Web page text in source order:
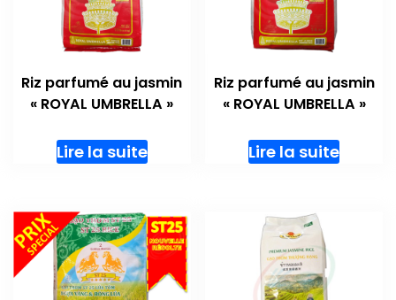
Riz parfumé au jasmin
« ROYAL UMBRELLA »
Lire la suite
Riz parfumé au jasmin
« ROYAL UMBRELLA »
Lire la suite